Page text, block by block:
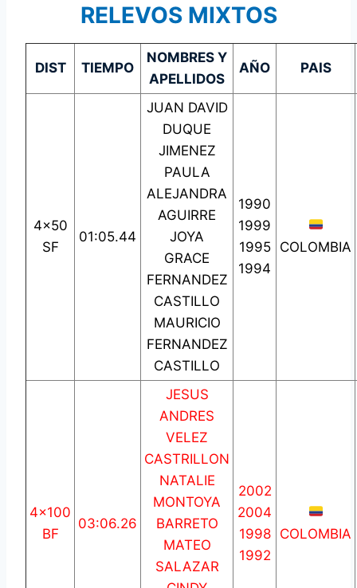
RELEVOS MIXTOS
DIST TIEMPO
NOMBRES Y
APELLIDOS
AÑO PAIS
4×50
SF
01:05.44
JUAN DAVID
DUQUE
JIMENEZ
PAULA
ALEJANDRA
AGUIRRE
JOYA
GRACE
FERNANDEZ
CASTILLO
MAURICIO
FERNANDEZ
CASTILLO
1990
1999
1995
1994
COLOMBIA
4×100
BF
03:06.26
JESUS
ANDRES
VELEZ
CASTRILLON
NATALIE
MONTOYA
BARRETO
MATEO
SALAZAR
2002
2004
1998
1992
COLOMBIA